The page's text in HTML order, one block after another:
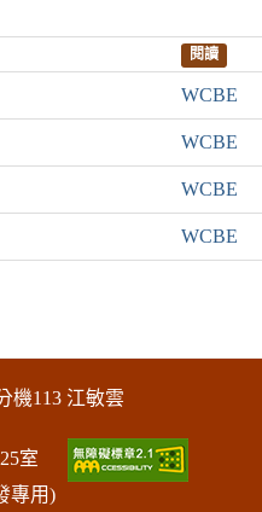
閱讀
WCBE
WCBE
WCBE
WCBE
機113 江敏雲
室
專用)